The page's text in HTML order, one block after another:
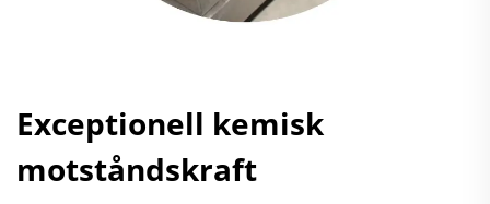
Exceptionell kemisk
motståndskraft